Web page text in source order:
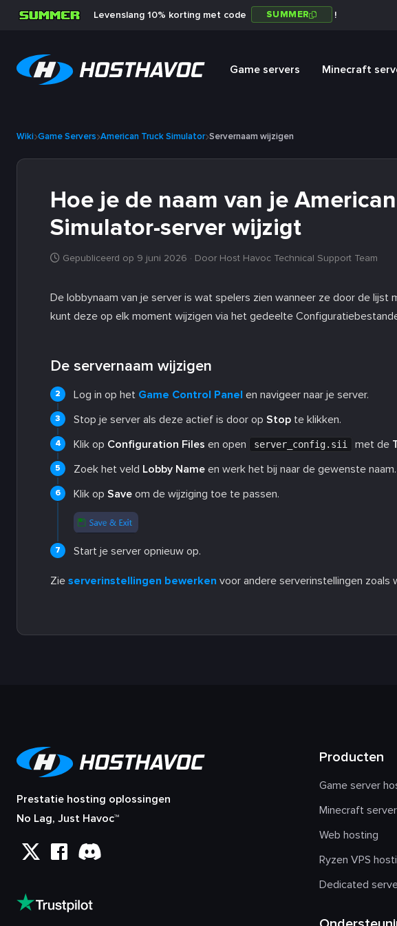
Levenslang 10% korting met code SUMMER !
Game servers Minecraft
Wiki Game Servers American Truck Simulator Servernaam wijzigen
Hoe je de naam van je
Simulator-server wijzigt
Gepubliceerd op 9 juni 2026 · Door Host Havoc Technical Support Team
De lobbynaam van je server is wat spelers zien wanneer ze door de lijst
kunt deze op elk moment wijzigen via het gedeelte
De servernaam wijzigen
Log in op het Game Control Panel en navigeer naar je server.
Stop je server als deze actief is door op Stop te klikken.
Klik op Configuration Files en open server_config.sii met de
Zoek het veld Lobby Name en werk het bij naar de gewenste naam.
Klik op Save om de wijziging toe te passen.
Start je server opnieuw op.
Zie serverinstellingen bewerken voor andere serverinstellingen zoals
Prestatie hosting oplossingen
No Lag, Just Havoc™
Producten
Game server
Minecraft
Web hosting
Ryzen VPS
Dedicated